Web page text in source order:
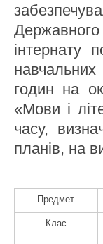
інтернату
навчальних
годин на
«Мови і
часу,
планів, на
Предмет
Клас